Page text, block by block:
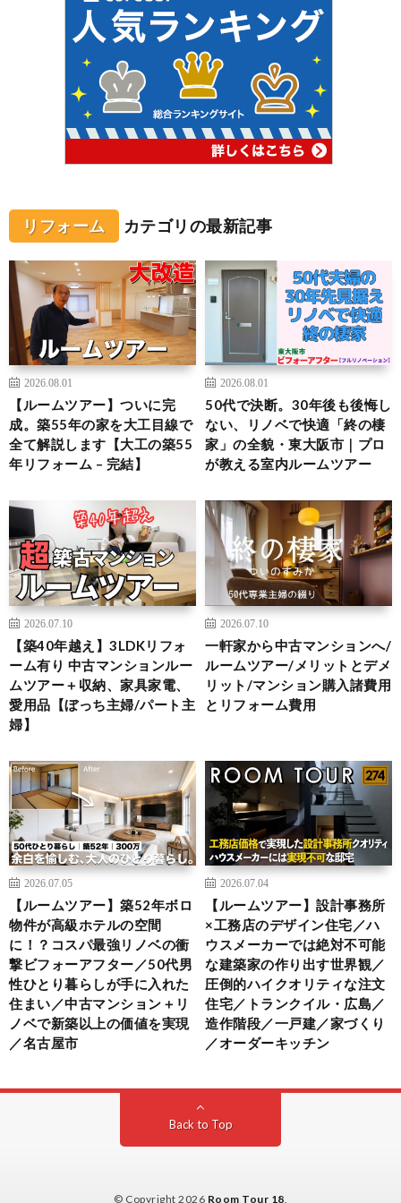
リフォーム カテゴリの最新記事
2026.08.01
【ルームツアー】ついに完
成。築55年の家を大工目線で
全て解説します【大工の築55
年リフォーム – 完結】
2026.08.01
50代で決断。30年後も後悔し
ない、リノベで快適「終の棲
家」の全貌・東大阪市｜プロ
が教える室内ルームツアー
2026.07.10
【築40年越え】3LDKリフォ
ーム有り 中古マンションルー
ムツアー＋収納、家具家電、
愛用品【ぼっち主婦/パート主
婦】
2026.07.10
一軒家から中古マンションへ/
ルームツアー/メリットとデメ
リット/マンション購入諸費用
とリフォーム費用
2026.07.05
【ルームツアー】築52年ボロ
物件が高級ホテルの空間
に！？コスパ最強リノベの衝
撃ビフォーアフター／50代男
性ひとり暮らしが手に入れた
住まい／中古マンション＋リ
ノベで新築以上の価値を実現
／名古屋市
2026.07.04
【ルームツアー】設計事務所
×工務店のデザイン住宅／ハ
ウスメーカーでは絶対不可能
な建築家の作り出す世界観／
圧倒的ハイクオリティな注文
住宅／トランクイル・広島／
造作階段／一戸建／家づくり
／オーダーキッチン
Back to Top
© Copyright 2026 Room Tour 18.